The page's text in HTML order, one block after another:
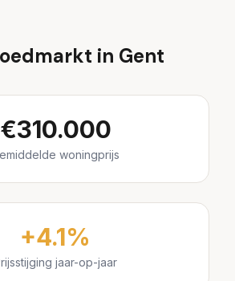
in Gent
€310.000
woningprijs
+4.1%
jaar-op-jaar